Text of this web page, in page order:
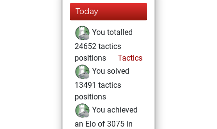
Today
You totalled
24652 tactics
positions
Tactics
You solved
13491 tactics
positions
You achieved
an Elo of 3075 in